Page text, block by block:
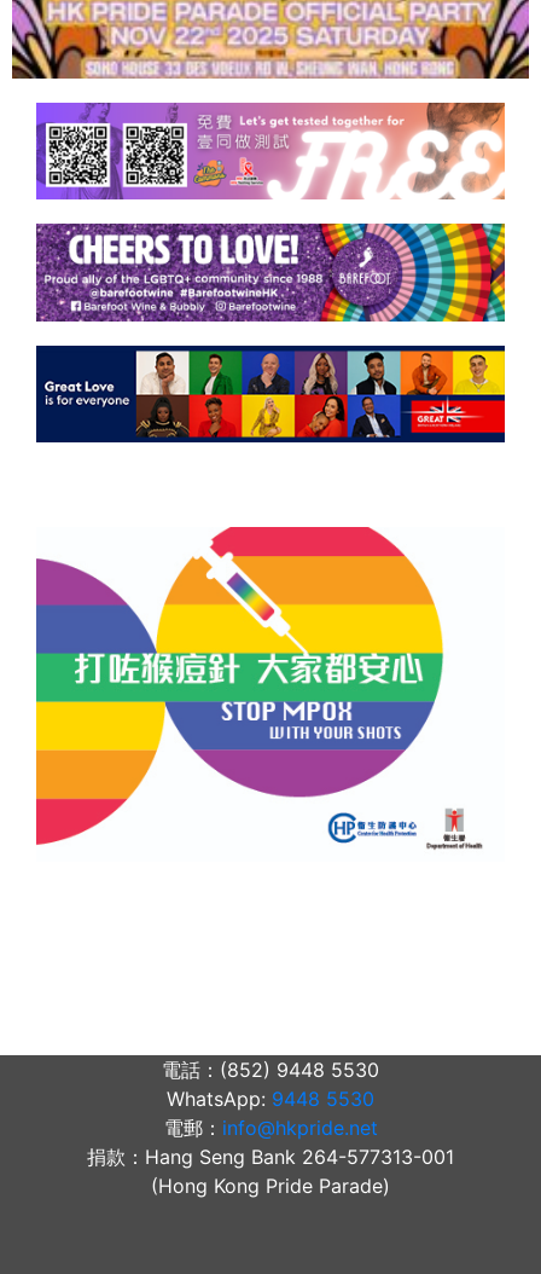
電話：(852) 9448 5530
WhatsApp: 9448 5530
電郵： info@hkpride.net
捐款：Hang Seng Bank 264-577313-001
(Hong Kong Pride Parade)